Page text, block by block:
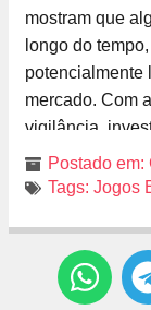
mostram que
longo do
potencialmente
mercado. Com
vigilância,
Postado em:
Tags: Jogos